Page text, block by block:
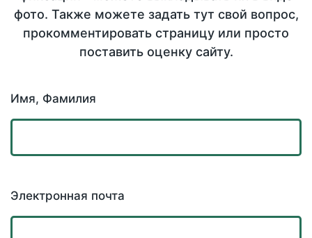
фото. Также можете задать тут свой вопрос,
прокомментировать страницу или просто
поставить оценку сайту.
Имя, Фамилия
Электронная почта